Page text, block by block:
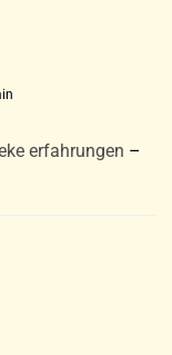
erfahrungen –